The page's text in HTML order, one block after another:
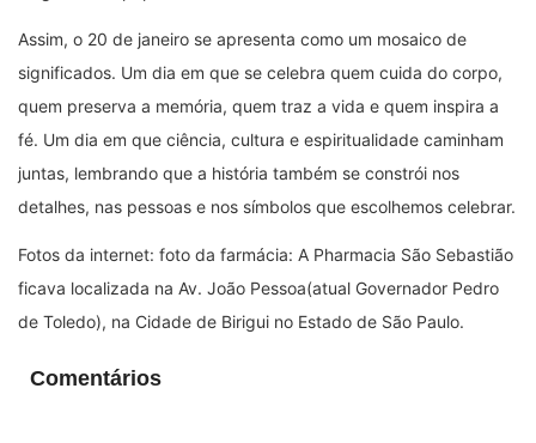
Assim, o 20 de janeiro se apresenta como um mosaico de
significados. Um dia em que se celebra quem cuida do corpo,
quem preserva a memória, quem traz a vida e quem inspira a
fé. Um dia em que ciência, cultura e espiritualidade caminham
juntas, lembrando que a história também se constrói nos
detalhes, nas pessoas e nos símbolos que escolhemos celebrar.
Fotos da internet: foto da farmácia: A Pharmacia São Sebastião
ficava localizada na Av. João Pessoa(atual Governador Pedro
de Toledo), na Cidade de Birigui no Estado de São Paulo.
Comentários